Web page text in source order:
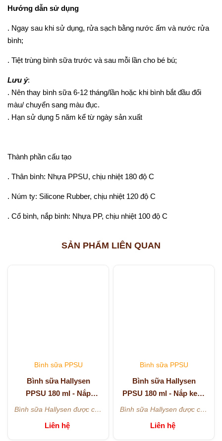
Hướng dẫn sử dụng
. Ngay sau khi sử dụng, rửa sạch bằng nước ấm và nước rửa
bình;
. Tiệt trùng bình sữa trước và sau mỗi lần cho bé bú;
Lưu ý:
. Nên thay bình sữa 6-12 tháng/lần hoặc khi bình bắt đầu đổi
màu/ chuyển sang màu đục.
. Hạn sử dụng 5 năm kể từ ngày sản xuất
Thành phần cấu tạo
. Thân bình: Nhựa PPSU, chịu nhiệt 180 độ C
. Núm ty: Silicone Rubber, chịu nhiệt 120 độ C
. Cổ bình, nắp bình: Nhựa PP, chịu nhiệt 100 độ C
SẢN PHẨM LIÊN QUAN
Bình sữa PPSU
Bình sữa Hallysen
PPSU 180 ml - Nắp
hồng, hình bạch tuộc -
Bình sữa Hallysen được chế
tạo để đặc biệt hỗ trợ các mẹ
Liên hệ
Bình sữa PPSU
Bình sữa Hallysen
PPSU 180 ml - Nắp kem,
Gấu trúc - Kèm núm 0
Bình sữa Hallysen được chế
tạo để đặc biệt hỗ trợ các mẹ
Liên hệ